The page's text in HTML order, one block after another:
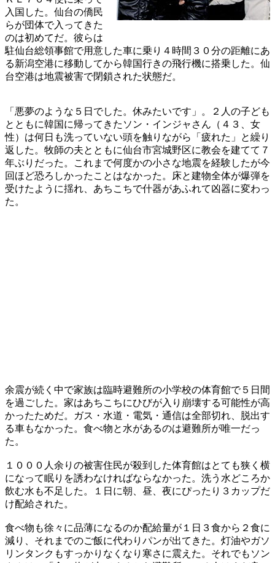
入国した。仙台の僑民
らが団体で入ってきた
のは初めてだ。彼らは
駐仙台総領事館で用意した車に乗り４時間３０分の距離にあ
る新潟空港に移動してから韓国行きの飛行機に搭乗した。仙
台空港は地震被害で閉鎖された状態だ。
「悪夢のような５日でした。休みたいです」。２人の子ども
とともに韓国に帰ってきたソン・インジャさん（４３、女
性）は何日も洗っていない頭を触りながら「疲れた」と繰り
返した。牧師の夫とともに仙台市宮城野区に教会を建てて７
年ぶりだった。これまで何度かの小さな地震を経験したが今
回ほど恐ろしかったことはなかった。床と建物全体が爆弾を
受けたように揺れ、あちこちで什器があふれて凶器に変わっ
た。
余震が続く中で家族は臨時避難所の小学校の体育館で５日間
を過ごした。家はあちこちにひびが入り崩壊する可能性が高
かったためだ。ガス・水道・電気・通信は全部切れ、脱出す
る車もなかった。食べ物と水があるのは避難所が唯一だっ
た。
１０００人余りの被害住民が殺到した体育館はとても狭く横
になって眠りを誘わなければならなかった。洗う水どころか
飲む水も不足した。１日に朝、昼、夜にぴったり３カップだ
け配給された。
食べ物も徐々に品薄になるのか配給量が１日３食から２食に
減り、それまでのご飯に代わりパンが出てきた。灯油やガソ
リンタンクもすっかりなくなり寒さに震えた。それでもソン